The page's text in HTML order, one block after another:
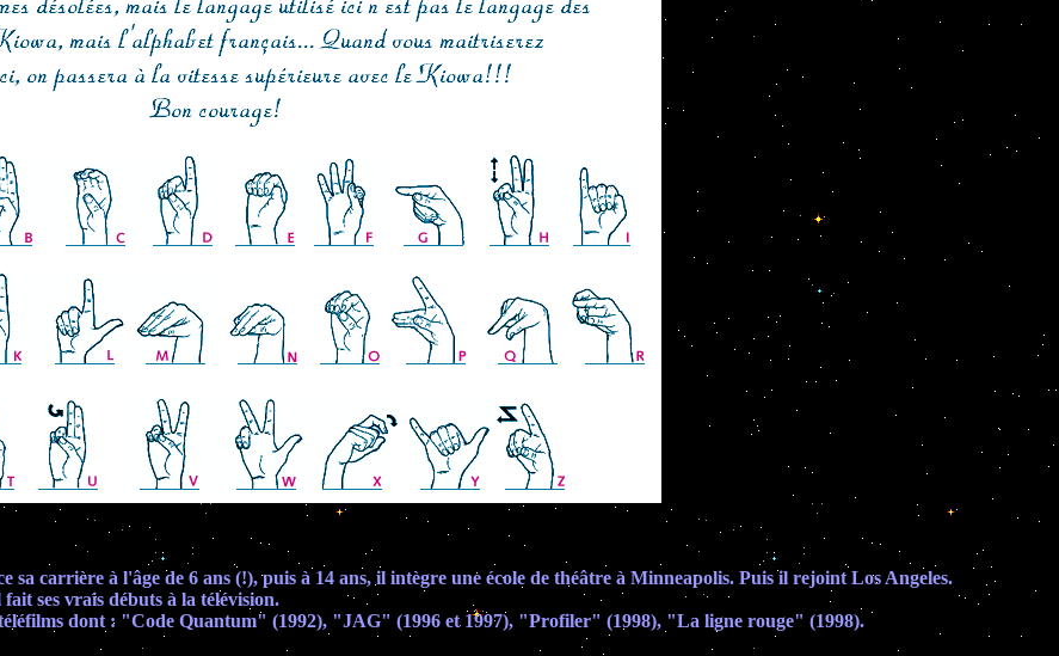
sa carrière à l'âge de 6 ans (!), puis à 14 ans, il intègre une école de théâtre à Minneapolis. Puis il rejoint Los Angeles.
ses vrais débuts à la télévision.
dont : "Code Quantum" (1992), "JAG" (1996 et 1997), "Profiler" (1998), "La ligne rouge" (1998).